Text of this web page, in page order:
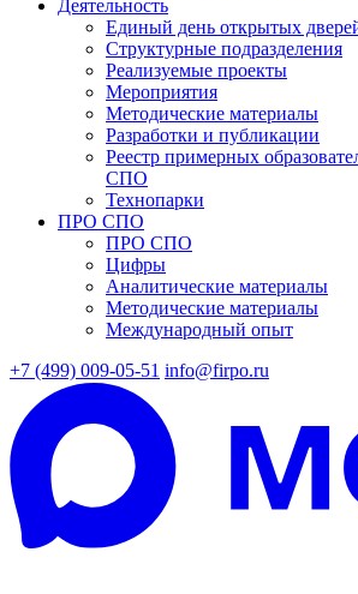
Деятельность
Единый день открытых
Структурные подразделения
Реализуемые проекты
Мероприятия
Методические материалы
Разработки и публикации
Реестр примерных
СПО
Технопарки
ПРО СПО
ПРО СПО
Цифры
Аналитические материалы
Методические материалы
Международный опыт
+7 (499) 009-05-51 info@firpo.ru